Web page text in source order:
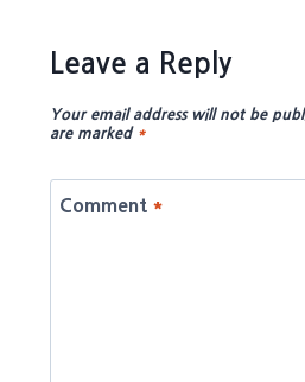
Leave a Reply
Your email address will not be
are marked *
Comment *